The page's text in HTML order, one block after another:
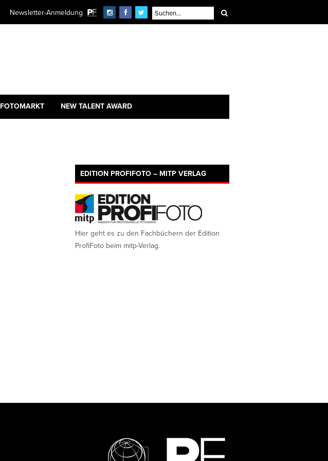
Newsletter-Anmeldung
FOTOMARKT NEW TALENT AWARD
EDITION PROFIFOTO – MITP VERLAG
Hier geht es zu den Fachbüchern der Edition
ProfiFoto beim mitp-Verlag.